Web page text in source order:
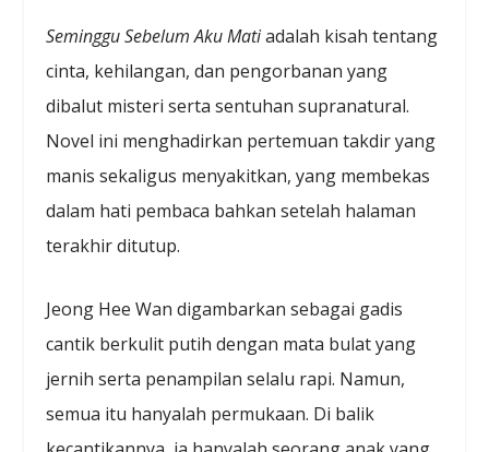
Seminggu Sebelum Aku Matiadalah kisah tentang
cinta, kehilangan, dan pengorbanan yang
dibalut misteri serta sentuhan supranatural.
Novel ini menghadirkan pertemuan takdir yang
manis sekaligus menyakitkan, yang membekas
dalam hati pembaca bahkan setelah halaman
terakhir ditutup.
Jeong Hee Wan digambarkan sebagai gadis
cantik berkulit putih dengan mata bulat yang
jernih serta penampilan selalu rapi. Namun,
semua itu hanyalah permukaan. Di balik